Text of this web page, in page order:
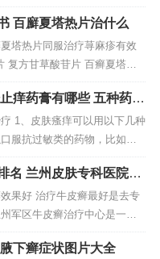
化的杀伤细胞增殖，并使其
促进淋巴细胞分泌抗体和干
肿瘤和增强机体免疫功能等
细胞、自然杀伤细胞和淋巴因
，并使...
百廯夏塔热片治什么
塔热片同服治疗荨麻疹有效
复方甘草酸苷片 百癣夏塔热
3种药物的不良反应多为胃肠
对身体健康影响有限。通过
体素质是解决过敏的良方。
神比较紧张、失眠，又或者
代谢...
痒药膏有哪些 五种药膏
1、皮肤瘙痒可以用以下几种
服抗过敏类的药物，比如咪
等。可以采用肌肉注射的方
比口服方式会更快捷，并且
以肌肉注射扑尔敏针。2、常
敏、奥曲肽、氯雷他定等。
解皮肤痒、...
名 兰州皮肤专科医院哪
果好 治疗牛皮癣最好是去专
军区牛皮癣治疗中心是一家
，治疗的修熬过特别好。兰
是国家级部队医院，他们采
下癣症状图片大全